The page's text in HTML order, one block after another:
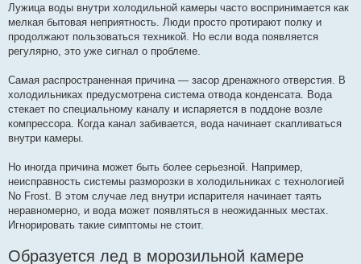
Лужица воды внутри холодильной камеры часто воспринимается как
мелкая бытовая неприятность. Люди просто протирают полку и
продолжают пользоваться техникой. Но если вода появляется
регулярно, это уже сигнал о проблеме.
Самая распространенная причина — засор дренажного отверстия. В
холодильниках предусмотрена система отвода конденсата. Вода
стекает по специальному каналу и испаряется в поддоне возле
компрессора. Когда канал забивается, вода начинает скапливаться
внутри камеры.
Но иногда причина может быть более серьезной. Например,
неисправность системы разморозки в холодильниках с технологией
No Frost. В этом случае лед внутри испарителя начинает таять
неравномерно, и вода может появляться в неожиданных местах.
Игнорировать такие симптомы не стоит.
Образуется лед в морозильной камере